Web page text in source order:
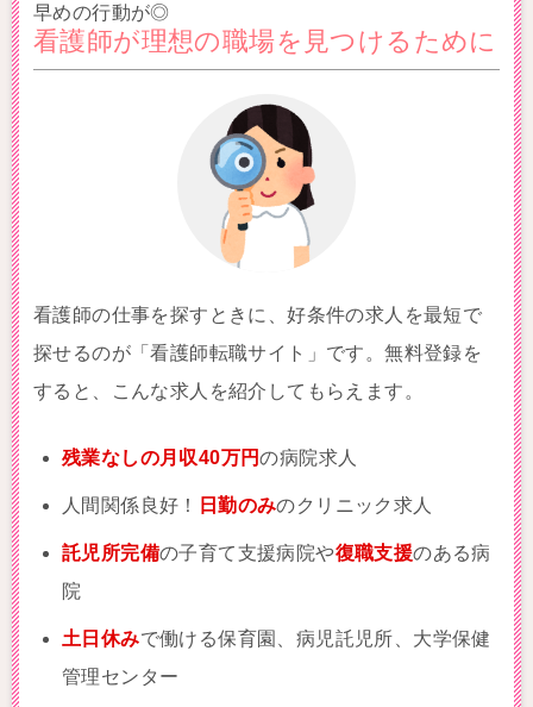
早めの行動が◎
看護師が理想の職場を見つけるために
看護師の仕事を探すときに、好条件の求人を最短で
探せるのが「看護師転職サイト」です。無料登録を
すると、こんな求人を紹介してもらえます。
残業なしの月収40万円の病院求人
人間関係良好！ 日勤のみのクリニック求人
託児所完備の子育て支援病院や復職支援のある病
院
土日休みで働ける保育園、病児託児所、大学保健
管理センター